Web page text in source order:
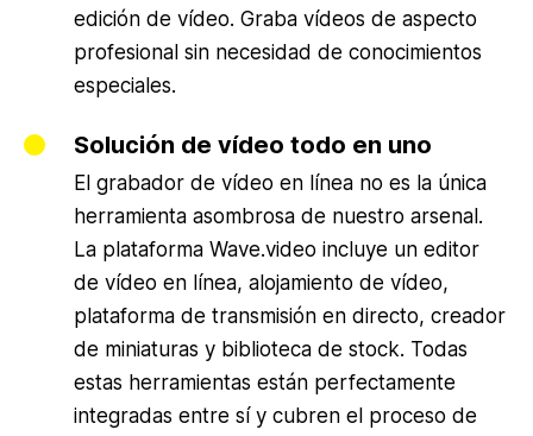
edición de vídeo. Graba vídeos de aspecto
profesional sin necesidad de conocimientos
especiales.
Solución de vídeo todo en uno
El grabador de vídeo en línea no es la única
herramienta asombrosa de nuestro arsenal.
La plataforma Wave.video incluye un editor
de vídeo en línea, alojamiento de vídeo,
plataforma de transmisión en directo, creador
de miniaturas y biblioteca de stock. Todas
estas herramientas están perfectamente
integradas entre sí y cubren el proceso de